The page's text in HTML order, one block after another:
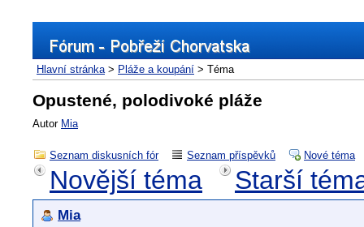
Hlavní stránka> Pláže a koupání > Téma
Opustené, polodivoké pláže
Autor Mia
Seznam diskusních fór Seznam příspěvků Nové téma
Novější téma Starší
Mia